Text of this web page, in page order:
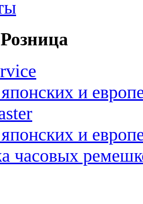
и
и
часовых